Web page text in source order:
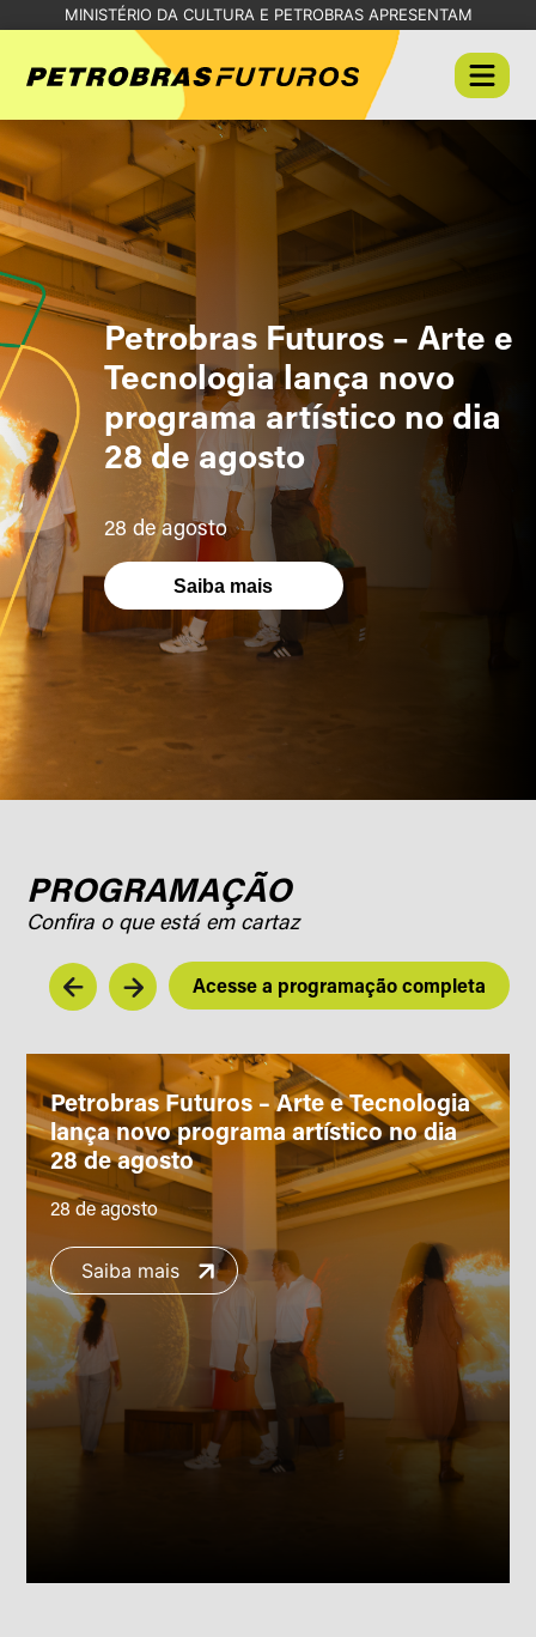
MINISTÉRIO DA CULTURA E PETROBRAS APRESENTAM
Petrobras Futuros – Arte e
Tecnologia lança novo
programa artístico no dia
28 de agosto
28 de agosto
Saiba mais
PROGRAMAÇÃO
Confira o que está em cartaz
Acesse a programação completa
Petrobras Futuros – Arte e Tecnologia
lança novo programa artístico no dia
28 de agosto
28 de agosto
Saiba mais